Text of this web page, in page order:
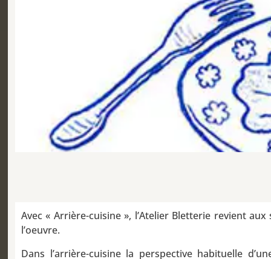
Avec « Arrière-cuisine », l’Atelier Bletterie revient
l’oeuvre.
Dans l’arrière-cuisine la perspective habituelle